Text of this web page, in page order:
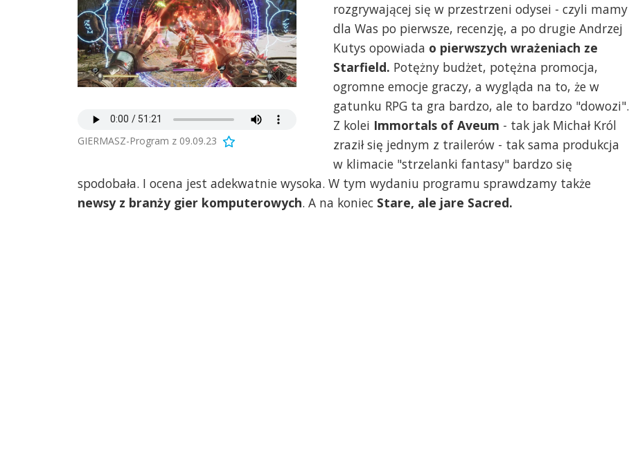
GIERMASZ-Program z 09.09.23
rozgrywającej się w przestrzeni odysei - czyli mamy
dla Was po pierwsze, recenzję, a po drugie Andrzej
Kutys opowiada o pierwszych wrażeniach ze
Starfield. Potężny budżet, potężna promocja,
ogromne emocje graczy, a wygląda na to, że w
gatunku RPG ta gra bardzo, ale to bardzo "dowozi".
Z kolei Immortals of Aveum - tak jak Michał Król
zraził się jednym z trailerów - tak sama produkcja
w klimacie "strzelanki fantasy" bardzo się
spodobała. I ocena jest adekwatnie wysoka. W tym wydaniu programu sprawdzamy także
newsy z branży gier komputerowych. A na koniec Stare, ale jare Sacred.